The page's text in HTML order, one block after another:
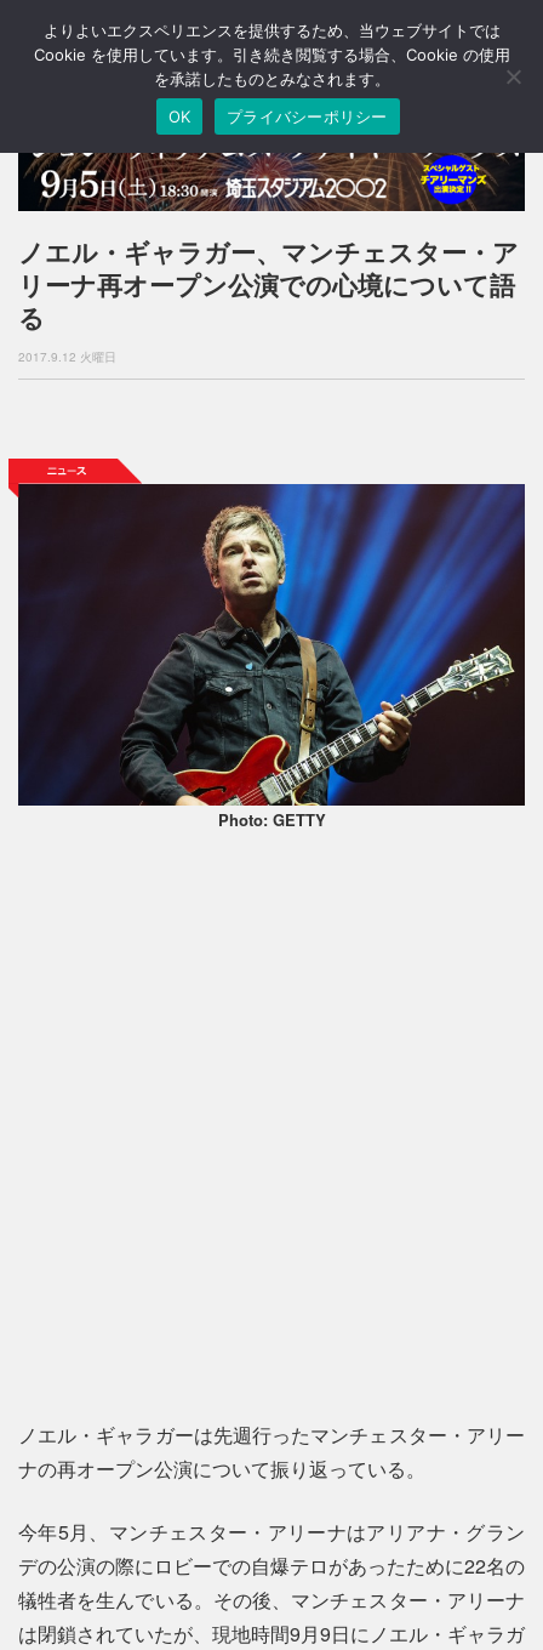
T
o
a
v
i
g
a
n
ノエル・ギャラガー、マンチェスター・ア
リーナ再オープン公演での心境について語
る
2017.9.12 火曜日
Photo: GETTY
ノエル・ギャラガーは先週行ったマンチェスター・アリー
ナの再オープン公演について振り返っている。
今年5月、マンチェスター・アリーナはアリアナ・グラン
デの公演の際にロビーでの自爆テロがあったために22名の
犠牲者を生んでいる。その後、マンチェスター・アリーナ
は閉鎖されていたが、現地時間9月9日にノエル・ギャラガ
よりよいエクスペリエンスを提供するため、当ウェブサイトでは
Cookie を使用しています。引き続き閲覧する場合、Cookie の使用
を承諾したものとみなされます。
OK
プライバシーポリシー